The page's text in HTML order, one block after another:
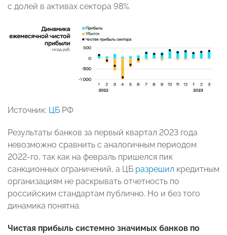
с долей в активах сектора 98%.
Источник: ЦБ РФ
Результаты банков за первый квартал 2023 года
невозможно сравнить с аналогичным периодом
2022-го, так как на февраль пришелся пик
санкционных ограничений, а ЦБ разрешил кредитным
организациям не раскрывать отчетность по
российским стандартам публично. Но и без того
динамика понятна.
Чистая прибыль системно значимых банков по